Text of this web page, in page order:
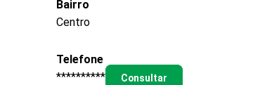
Bairro
Centro
Telefone
**********
Consultar